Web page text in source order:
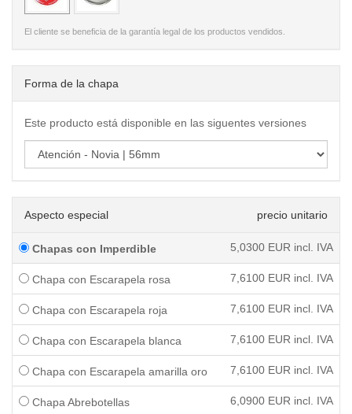
El cliente se beneficia de la garantía legal de los productos vendidos.
Forma de la chapa
Este producto está disponible en las siguentes versiones
Aspecto especial precio unitario
Chapas con Imperdible 5,0300 EUR incl. IVA
Chapa con Escarapela rosa 7,6100 EUR incl. IVA
Chapa con Escarapela roja 7,6100 EUR incl. IVA
Chapa con Escarapela blanca 7,6100 EUR incl. IVA
Chapa con Escarapela amarilla oro 7,6100 EUR incl. IVA
Chapa Abrebotellas 6,0900 EUR incl. IVA